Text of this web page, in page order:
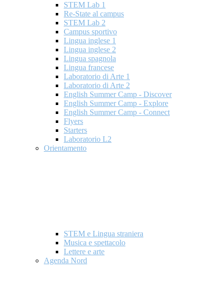
STEM Lab 1
Re-State al campus
STEM Lab 2
Campus sportivo
Lingua inglese 1
Lingua inglese 2
Lingua spagnola
Lingua francese
Laboratorio di Arte 1
Laboratorio di Arte 2
English Summer Camp - Discover
English Summer Camp - Explore
English Summer Camp - Connect
Flyers
Starters
Laboratorio L2
Orientamento
STEM e Lingua straniera
Musica e spettacolo
Lettere e arte
Agenda Nord